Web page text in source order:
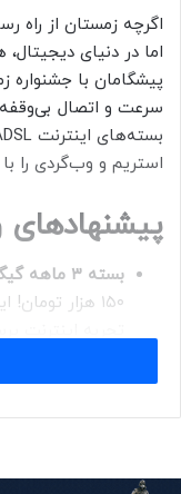
اگرچه زمستان از راه
اما در دنیای
پیشگامان با
سرعت و اتصال بی‌وقفه
استریم و وب‌گردی را
پیشنهادهای
بسته ۳ ماهه گیگانِت:
۱۵۰ هزار
هستند، ایده‌آل
۴۵۰ هزار
اتمام حجم، از